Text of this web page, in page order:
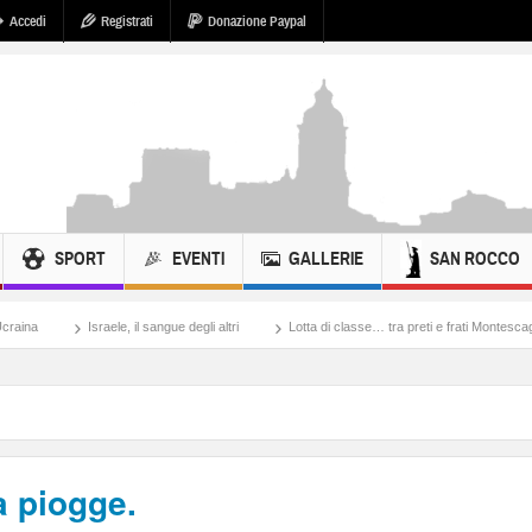
Accedi Registrati Donazione Paypal
SPORT EVENTI GALLERIE SAN ROCCO
il sangue degli altri Lotta di classe… tra preti e frati Montescaglioso
piogge.